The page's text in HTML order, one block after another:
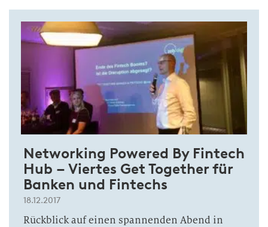
Networking Powered By Fintech
Hub – Viertes Get Together für
Banken und Fintechs
18.12.2017
Rückblick auf einen spannenden Abend in